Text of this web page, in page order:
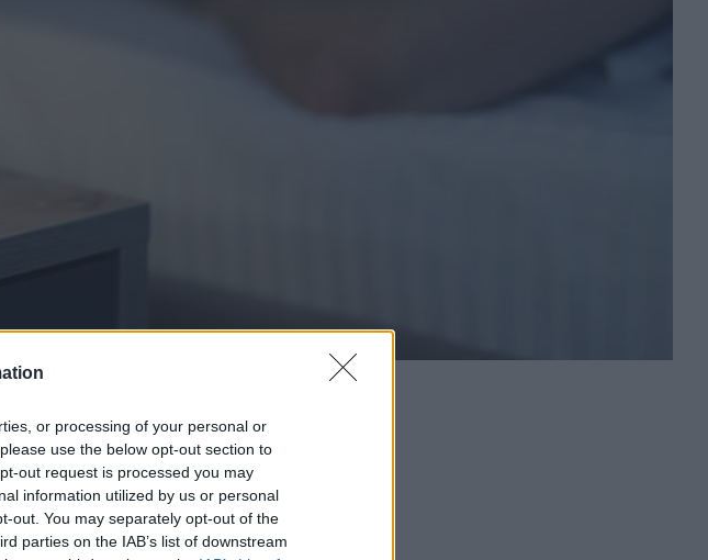
or processing of your personal or
use the below opt-out section to
out request is processed you may
information utilized by us or personal
out. You may separately opt-out of the
parties on the IAB’s list of downstream